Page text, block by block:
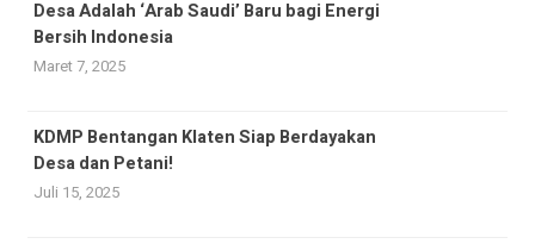
Desa Adalah ‘Arab Saudi’ Baru bagi Energi
Bersih Indonesia
Maret 7, 2025
KDMP Bentangan Klaten Siap Berdayakan
Desa dan Petani!
Juli 15, 2025